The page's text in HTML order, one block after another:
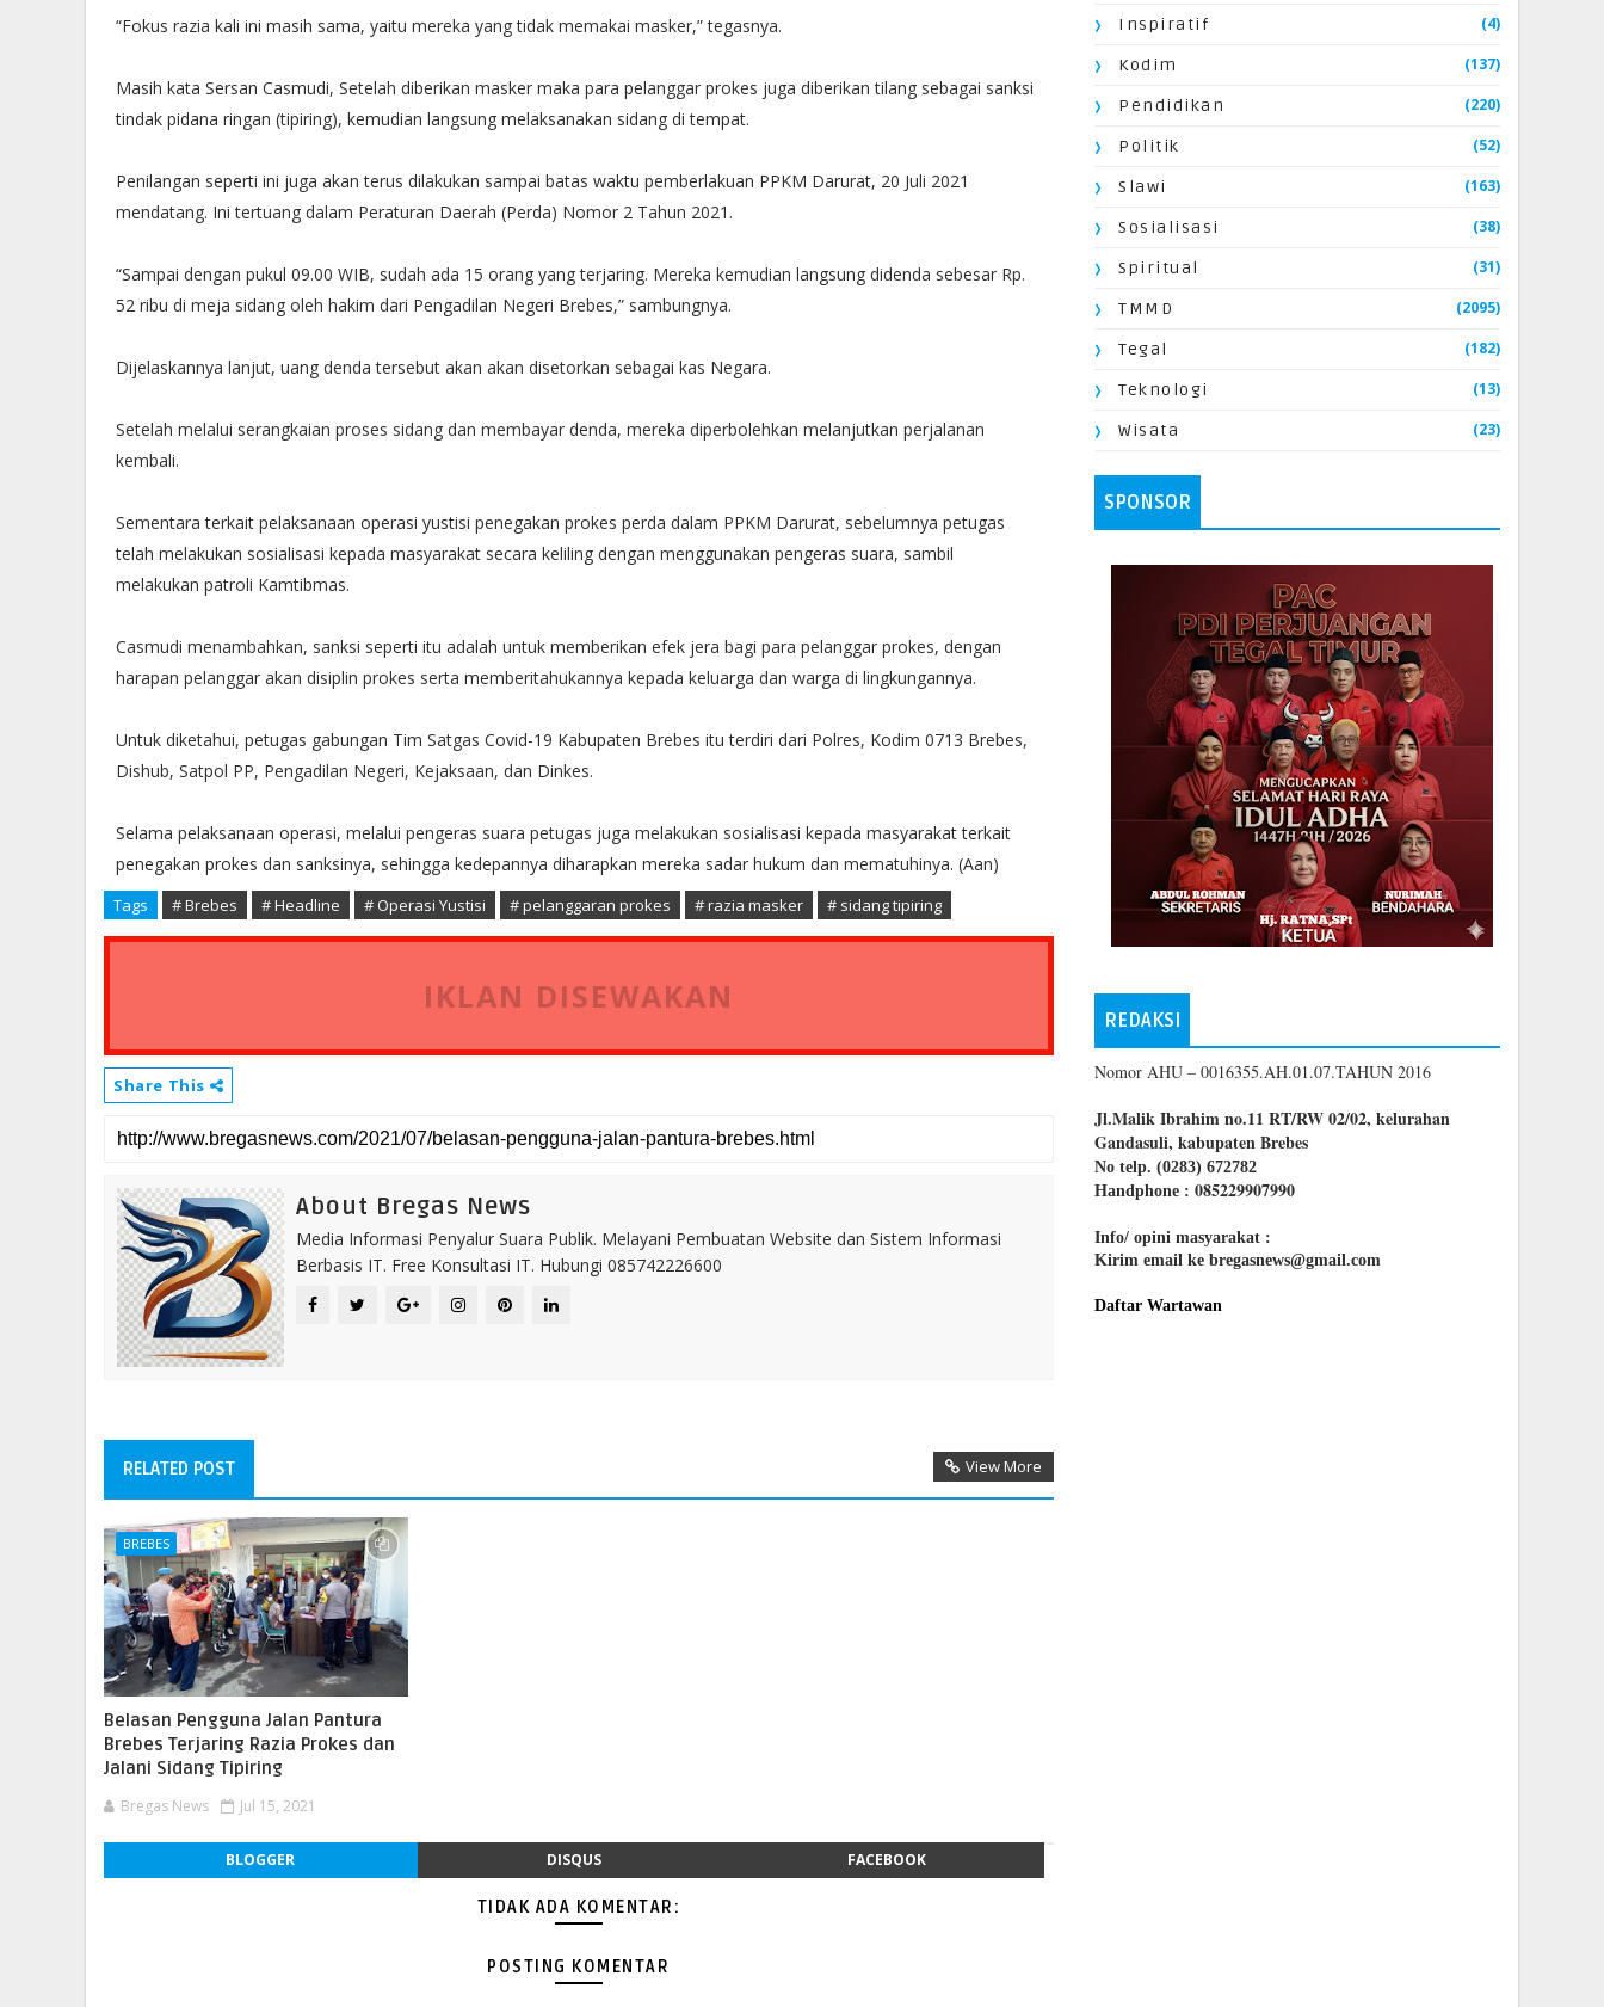
“Fokus razia kali ini masih sama, yaitu mereka yang tidak memakai masker,” tegasnya.
Masih kata Sersan Casmudi, Setelah diberikan masker maka para pelanggar prokes juga diberikan tilang sebagai sanksi
tindak pidana ringan (tipiring), kemudian langsung melaksanakan sidang di tempat.
Penilangan seperti ini juga akan terus dilakukan sampai batas waktu pemberlakuan PPKM Darurat, 20 Juli 2021
mendatang. Ini tertuang dalam Peraturan Daerah (Perda) Nomor 2 Tahun 2021.
“Sampai dengan pukul 09.00 WIB, sudah ada 15 orang yang terjaring. Mereka kemudian langsung didenda sebesar Rp.
52 ribu di meja sidang oleh hakim dari Pengadilan Negeri Brebes,” sambungnya.
Dijelaskannya lanjut, uang denda tersebut akan akan disetorkan sebagai kas Negara.
Setelah melalui serangkaian proses sidang dan membayar denda, mereka diperbolehkan melanjutkan perjalanan
kembali.
Sementara terkait pelaksanaan operasi yustisi penegakan prokes perda dalam PPKM Darurat, sebelumnya petugas
telah melakukan sosialisasi kepada masyarakat secara keliling dengan menggunakan pengeras suara, sambil
melakukan patroli Kamtibmas.
Casmudi menambahkan, sanksi seperti itu adalah untuk memberikan efek jera bagi para pelanggar prokes, dengan
harapan pelanggar akan disiplin prokes serta memberitahukannya kepada keluarga dan warga di lingkungannya.
Untuk diketahui, petugas gabungan Tim Satgas Covid-19 Kabupaten Brebes itu terdiri dari Polres, Kodim 0713 Brebes,
Dishub, Satpol PP, Pengadilan Negeri, Kejaksaan, dan Dinkes.
Selama pelaksanaan operasi, melalui pengeras suara petugas juga melakukan sosialisasi kepada masyarakat terkait
penegakan prokes dan sanksinya, sehingga kedepannya diharapkan mereka sadar hukum dan mematuhinya. (Aan)
Tags # Brebes # Headline # Operasi Yustisi # pelanggaran prokes # razia masker # sidang tipiring
IKLAN DISEWAKAN
Share This
About Bregas News
Media Informasi Penyalur Suara Publik. Melayani Pembuatan Website dan Sistem Informasi
Berbasis IT. Free Konsultasi IT. Hubungi 085742226600
RELATED POST View More
BREBES
Belasan Pengguna Jalan Pantura
Brebes Terjaring Razia Prokes dan
Jalani Sidang Tipiring
Bregas News Jul 15, 2021
BLOGGER DISQUS FACEBOOK
TIDAK ADA KOMENTAR:
POSTING KOMENTAR
Inspiratif (4)
Kodim (137)
Pendidikan (220)
Politik (52)
Slawi (163)
Sosialisasi (38)
Spiritual (31)
TMMD (2095)
Tegal (182)
Teknologi (13)
Wisata (23)
SPONSOR
REDAKSI
Nomor AHU – 0016355.AH.01.07.TAHUN 2016
Jl.Malik Ibrahim no.11 RT/RW 02/02, kelurahan
Gandasuli, kabupaten Brebes
No telp. (0283) 672782
Handphone : 085229907990
Info/ opini masyarakat :
Kirim email ke bregasnews@gmail.com
Daftar Wartawan